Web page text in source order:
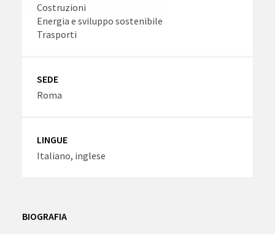
Costruzioni
Energia e sviluppo sostenibile
Trasporti
SEDE
Roma
LINGUE
Italiano, inglese
BIOGRAFIA